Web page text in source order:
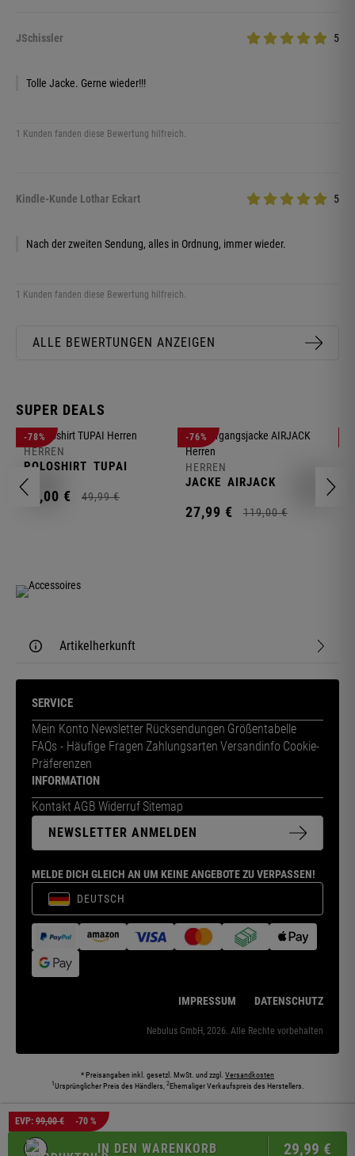
EVP: 99,00 € -70 %
IN DEN WARENKORB 29,99 €
JSchissler 5
Tolle Jacke. Gerne wieder!!!
1 Kunden fanden diese Bewertung hilfreich.
Kindle-Kunde Lothar Eckart 5
Nach der zweiten Sendung, alles in Ordnung, immer wieder.
1 Kunden fanden diese Bewertung hilfreich.
ALLE BEWERTUNGEN ANZEIGEN
SUPER DEALS
-78%
HERREN
POLOSHIRT TUPAI
11,00 € 49,99 €
-76%
HERREN
JACKE AIRJACK
27,99 € 119,00 €
Artikelherkunft
SERVICE
Mein Konto Newsletter Rücksendungen Größentabelle
FAQs - Häufige Fragen Zahlungsarten Versandinfo Cookie-
Präferenzen
INFORMATION
Kontakt AGB Widerruf Sitemap
NEWSLETTER ANMELDEN
MELDE DICH GLEICH AN UM KEINE ANGEBOTE ZU VERPASSEN!
DEUTSCH
IMPRESSUM DATENSCHUTZ
Nebulus GmbH, 2026. Alle Rechte vorbehalten
* Preisangaben inkl. gesetzl. MwSt. und zzgl. Versandkosten
1Ursprünglicher Preis des Händlers, 2Ehemaliger Verkaufspreis des Herstellers.
Die abgebildeten Models und Umgebungen können teilweise KI-generiert sein. Die
dargestellten Produkte entsprechen den angebotenen Artikeln.